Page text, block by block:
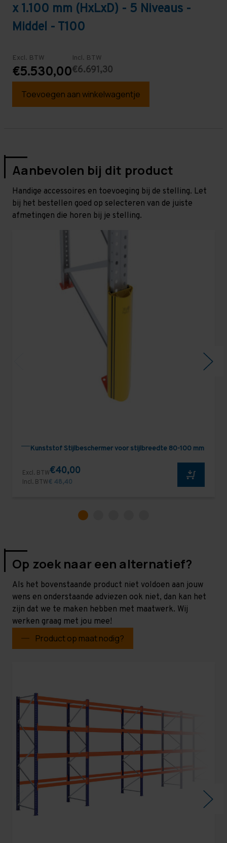
x 1.100 mm (HxLxD) - 5 Niveaus -
Middel - T100
Excl. BTW
€5.530,00
Incl. BTW
€6.691,30
Toevoegen aan winkelwagentje
Aanbevolen bij dit product
Handige accessoires en toevoeging bij de stelling. Let
bij het bestellen goed op selecteren van de juiste
afmetingen die horen bij je stelling.
Kunststof Stijlbeschermer voor stijlbreedte 80-100 mm
Excl. BTW€40,00
Incl. BTW€ 48,40
Op zoek naar een alternatief?
Als het bovenstaande product niet voldoen aan jouw
wens en onderstaande adviezen ook niet, dan kan het
zijn dat we te maken hebben met maatwerk. Wij
werken graag met jou mee!
Product op maat nodig?